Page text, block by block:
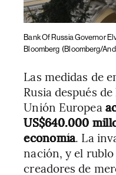
Bank Of Russia Governor
Bloomberg (Bloomberg/
Las medidas de
Rusia después
Unión Europea
US$640.000
economía. La
nación, y el
creadores de